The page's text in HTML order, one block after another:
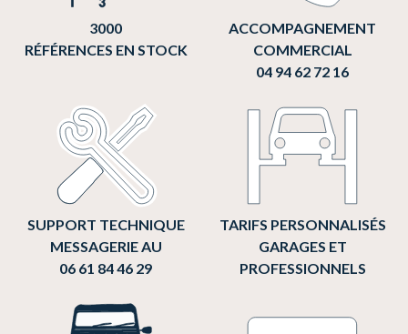
3000
RÉFÉRENCES EN STOCK
ACCOMPAGNEMENT
COMMERCIAL
04 94 62 72 16
SUPPORT TECHNIQUE
MESSAGERIE AU
06 61 84 46 29
TARIFS PERSONNALISÉS
GARAGES ET
PROFESSIONNELS